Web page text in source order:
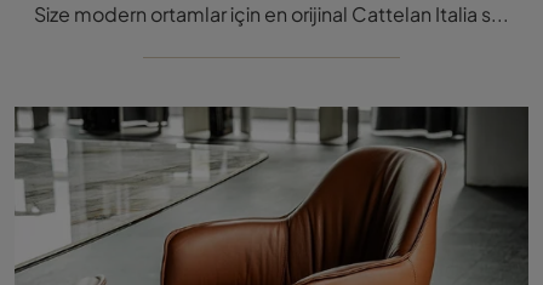
Size modern ortamlar için en orijinal Cattelan Italia sabit sandalyelerinden biri olan Greta yemek sandalyesini sunuyoruz.